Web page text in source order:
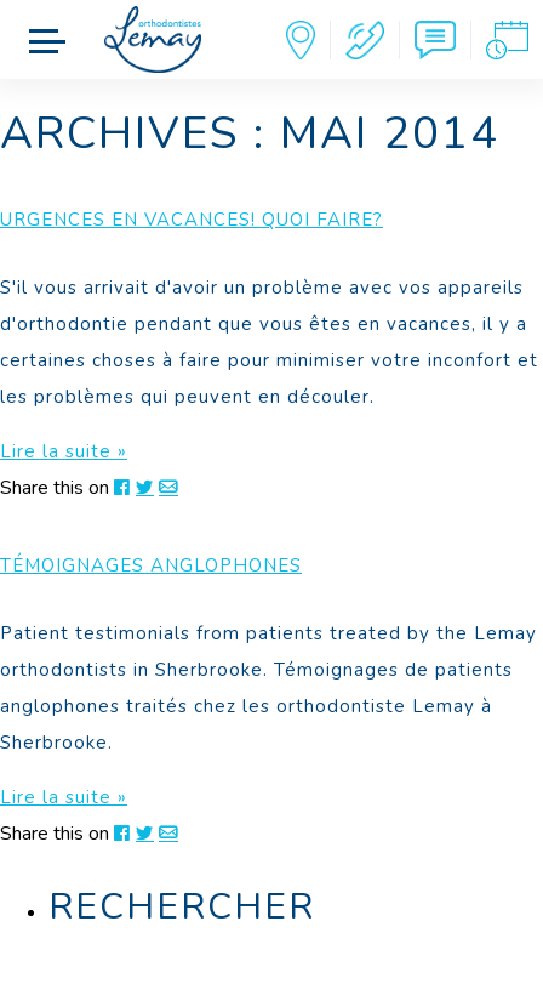
ARCHIVES : MAI 2014
URGENCES EN VACANCES! QUOI FAIRE?
S'il vous arrivait d'avoir un problème avec vos appareils
d'orthodontie pendant que vous êtes en vacances, il y a
certaines choses à faire pour minimiser votre inconfort et
les problèmes qui peuvent en découler.
Lire la suite »
Share this on
TÉMOIGNAGES ANGLOPHONES
Patient testimonials from patients treated by the Lemay
orthodontists in Sherbrooke. Témoignages de patients
anglophones traités chez les orthodontiste Lemay à
Sherbrooke.
Lire la suite »
Share this on
RECHERCHER